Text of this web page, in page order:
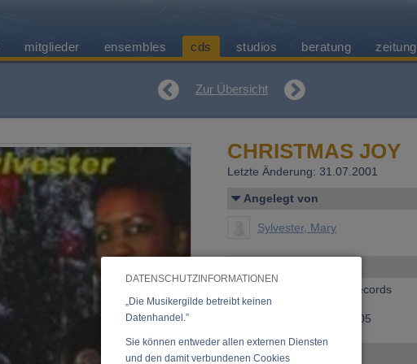
DATENSCHUTZINFORMATIONEN
„Die Musikergilde betreibt keinen
Datenhandel.”
Sie können entweder allen externen Diensten
und den damit verbundenen Cookies
mitglieder ensembles cds studios beratung zeitung
Zur Übersicht
CHRISTMAS JOY
Letzte Änderung: 31.07.2001
Angelegt von
Sylvester, Mary
m.a.s. records
MAS 9405
Ensemble